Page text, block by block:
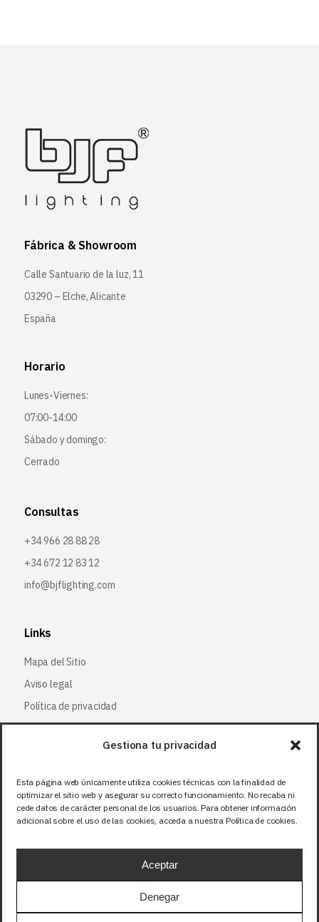
Gestiona tu privacidad
Esta página web únicamente utiliza cookies técnicas con la finalidad de
optimizar el sitio web y asegurar su correcto funcionamiento. No recaba ni
cede datos de carácter personal de los usuarios. Para obtener información
adicional sobre el uso de las cookies, acceda a nuestra Política de cookies.
Aceptar
Denegar
Fábrica & Showroom
Calle Santuario de la luz, 11
03290 – Elche, Alicante
España
Horario
Lunes-Viernes:
07:00-14:00
Sábado y domingo:
Cerrado
Consultas
+34 966 28 88 28
+34 672 12 83 12
info@bjflighting.com
Links
Mapa del Sitio
Aviso legal
Política de privacidad
Política de cookies
Síguenos
Facebook
X (Twitter)
Instagram